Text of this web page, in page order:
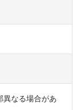
異なる場合があ